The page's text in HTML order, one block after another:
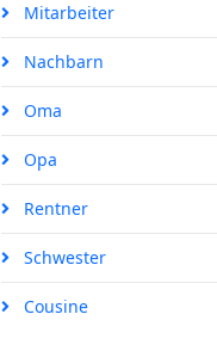
Mitarbeiter
Nachbarn
Oma
Opa
Rentner
Schwester
Cousine